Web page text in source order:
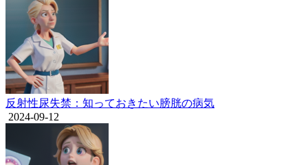
反射性尿失禁：知っておきたい膀胱の病気
2024-09-12